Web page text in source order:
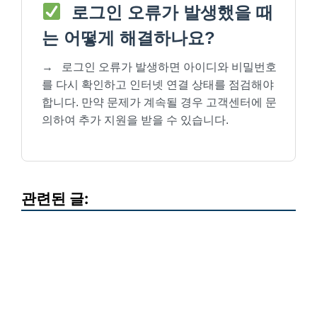
로그인 오류가 발생했을 때
는 어떻게 해결하나요?
→
로그인 오류가 발생하면 아이디와 비밀번호
를 다시 확인하고 인터넷 연결 상태를 점검해야
합니다. 만약 문제가 계속될 경우 고객센터에 문
의하여 추가 지원을 받을 수 있습니다.
관련된 글: